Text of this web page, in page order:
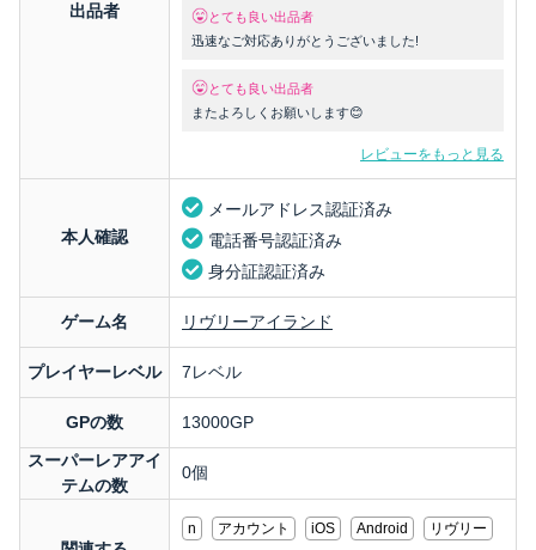
出品者
とても良い出品者
迅速なご対応ありがとうございました!
とても良い出品者
またよろしくお願いします😊
レビューをもっと見る
本人確認
メールアドレス認証済み
電話番号認証済み
身分証認証済み
ゲーム名 リヴリーアイランド
プレイヤーレベル 7レベル
GPの数
13000GP
スーパーレアアイ
テムの数
0個
n アカウント iOS Android リヴリー